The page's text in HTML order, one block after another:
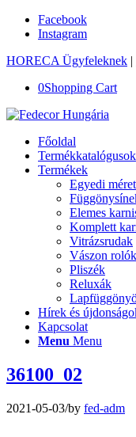
Facebook
Instagram
HORECA Ügyfeleknek |
0Shopping Cart
Főoldal
Termékkatalógusok
Termékek
Egyedi
Elemes
Komplett
Vitrázsrudak
Vászon rolók
Pliszék
Reluxák
Hírek és
Kapcsolat
Menu Menu
36100_02
2021-05-03/by fed-adm